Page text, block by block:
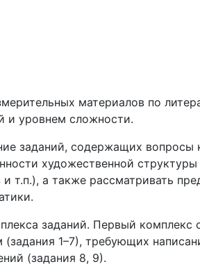
материалов по
и уровнем сложности.
заданий, содержащих
художественной
т.п.), а также рассматривать
заданий. Первый
1–7), требующих
(задания 8, 9).